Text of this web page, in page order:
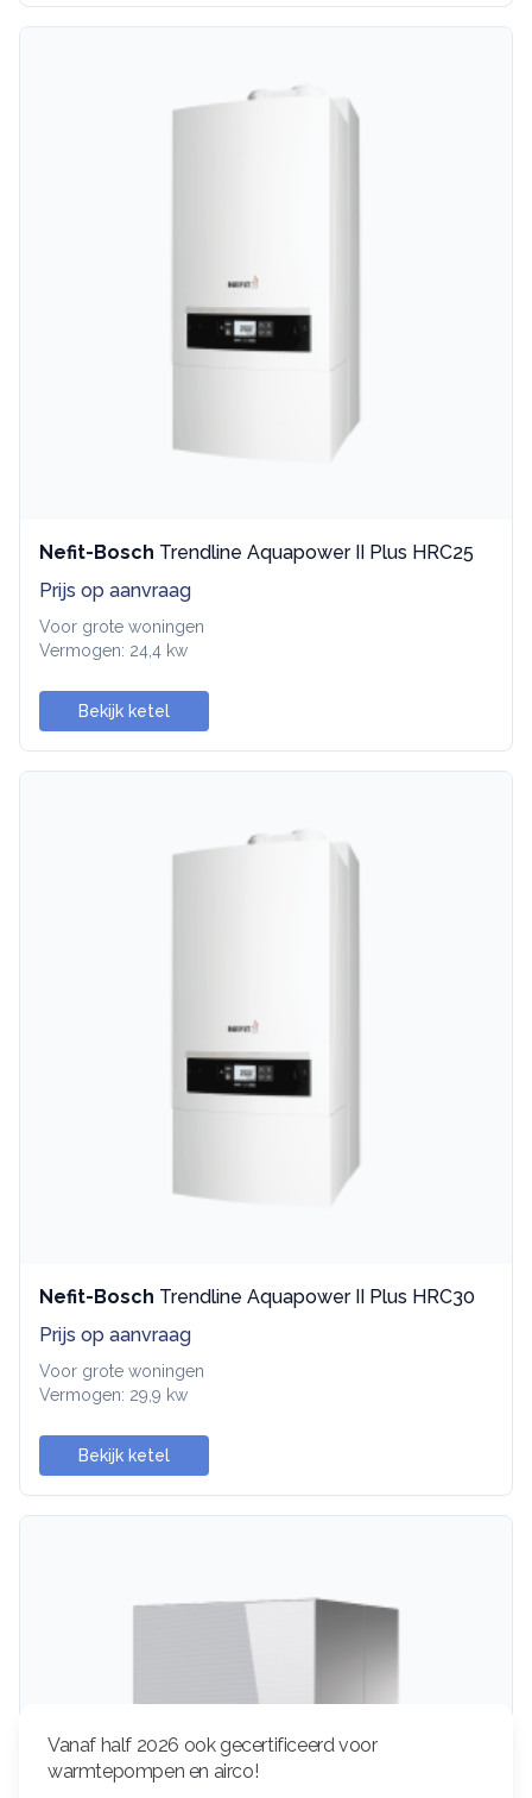
Vanaf half 2026 ook gecertificeerd voor
warmtepompen en airco!
Nefit-Bosch Trendline Aquapower II Plus HRC25
Prijs op aanvraag
Voor grote woningen
Vermogen: 24,4 kw
Bekijk ketel
Nefit-Bosch Trendline Aquapower II Plus HRC30
Prijs op aanvraag
Voor grote woningen
Vermogen: 29,9 kw
Bekijk ketel